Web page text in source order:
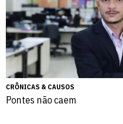
CRÔNICAS & CAUSOS
Pontes não caem